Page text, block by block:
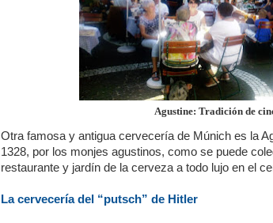
Agustine: Tradición de
Otra famosa y antigua cervecería de Múnich es la
1328, por los monjes agustinos, como se puede
restaurante y jardín de la cerveza a todo lujo en el
La cervecería del “putsch” de Hitler